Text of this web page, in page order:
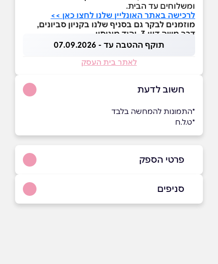
ומשלוחים עד הבית.
לרכישה באתר האונליין שלנו לחצו כאן >>
מוזמנים לבקר גם בסניף שלנו בקניון סביונים,
דרך משה דיין 3, יהוד מונוסון
תוקף ההטבה עד - 07.09.2026
לאתר בית העסק
חשוב לדעת
*התמונות להמחשה בלבד
*ט.ל.ח
פרטי הספק
באתר בפייסבוק
באינסטגרם
סניפים